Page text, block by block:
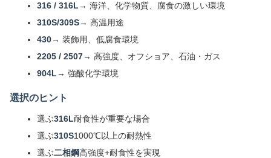
316 / 316L→ 海洋、化学物質、腐食の激しい環境
310S/309S→ 高温用途
430→ 装飾用、低腐食環境
2205 / 2507→ 高強度、オフショア、石油・ガス
904L→ 強酸化学環境
選択のヒント
選ぶ316L耐食性が重要な場合
選ぶ310S1000℃以上の耐熱性
選ぶ二相鋼高強度+耐食性を実現